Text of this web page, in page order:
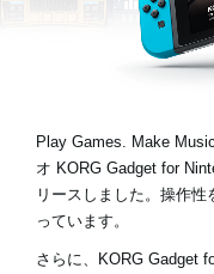
About KORG
Play Games. Make
オ KORG Gadget for
リースしました。操作
っています。
さらに、KORG Gadget